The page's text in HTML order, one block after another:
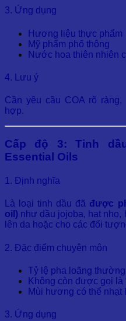
3. Ứng dụng
Hương liệu thực phẩm
Mỹ phẩm phổ thông
Nước hoa thiên nhiên
4. Lưu ý
Cần yêu cầu COA rõ
hợp.
Cấp độ 3: Tinh
Essential Oils
1. Định nghĩa
Là loại tinh dầu đã được
oil) như dầu jojoba, hạt nho,
lên da hoặc cho các đối
2. Đặc điểm chuyên môn
Tỷ lệ pha loãng
Không còn được gọi là
Mùi hương có thể nhạt
3. Ứng dụng